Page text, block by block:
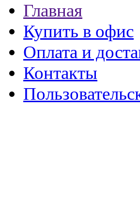
Главная
Купить в офис
Оплата и
Контакты